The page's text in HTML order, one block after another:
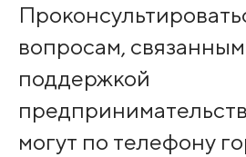
вопросам,
поддержкой
могут по телефону